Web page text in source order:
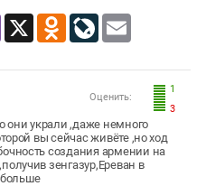
Viber X Odnoklassniki
LiveJournal
Email
1
3
Оценить:
они украли ,даже немного
вы сейчас живёте ,но ход
создания армении на
зенгазур,Ереван в